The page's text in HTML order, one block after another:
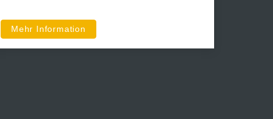
Mehr Information